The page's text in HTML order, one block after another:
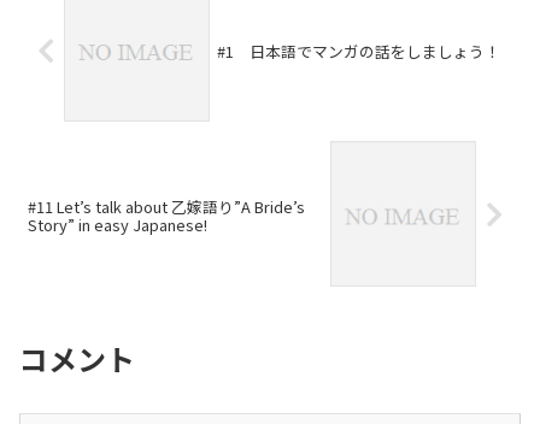
#1 日本語でマンガの話をしましょう！
#11 Let’s talk about 乙嫁語り”A Bride’s
Story” in easy Japanese!
コメント